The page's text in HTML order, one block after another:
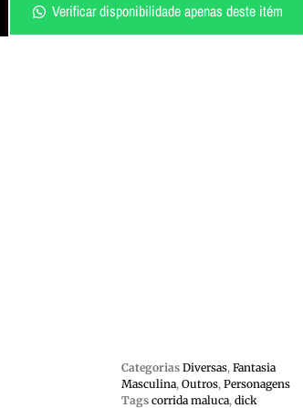
Verificar disponibilidade apenas deste itém
Categorias Diversas,Fantasia
Masculina,Outros,Personagens
Tags corrida maluca,dick